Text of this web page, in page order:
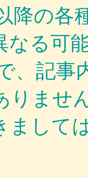
の各
なる可
記事
りませ
して